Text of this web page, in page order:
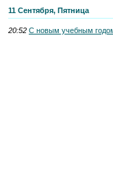
11 Сентября, Пятница
20:52 С новым учебным